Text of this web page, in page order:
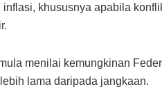
inflasi, khususnya apabila
menilai kemungkinan
lama daripada jangkaan.